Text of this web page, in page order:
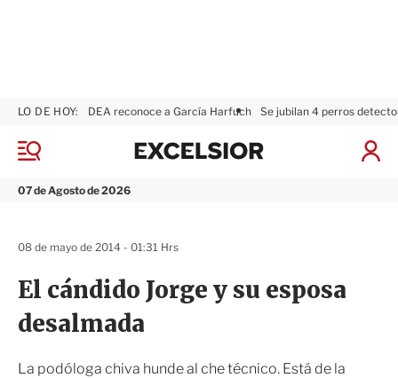
M
n
07 de Agosto de 2026
LO DE HOY: DEA reconoce a García Harfuch Se jubilan 4 perros
I
x
El cándido Jorge y su esposa
desalmada
La podóloga chiva hunde al che técnico. Está de la
08 de mayo de 2014 - 01:31 Hrs